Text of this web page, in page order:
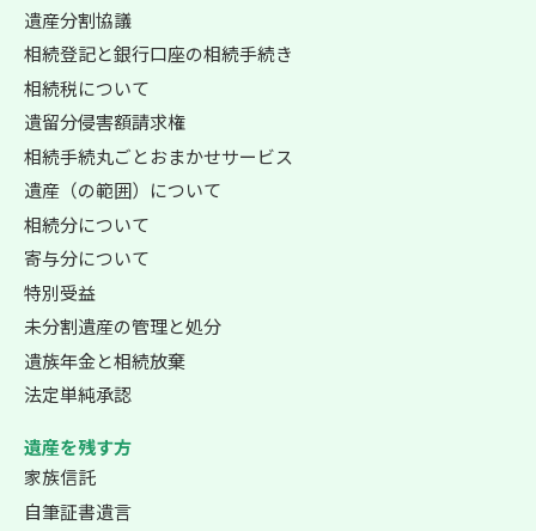
遺産分割協議
相続登記と銀行口座の相続手続き
相続税について
遺留分侵害額請求権
相続手続丸ごとおまかせサービス
遺産（の範囲）について
相続分について
寄与分について
特別受益
未分割遺産の管理と処分
遺族年金と相続放棄
法定単純承認
遺産を残す方
家族信託
自筆証書遺言